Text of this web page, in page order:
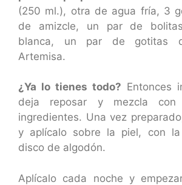
(250 ml.), otra de agua fría, 3
de amizcle, un par de
blanca, un par de gotitas
Artemisa.
¿Ya lo tienes todo? Entonces
deja reposar y mezcla
ingredientes. Una vez
y aplícalo sobre la piel, con
disco de algodón.
Aplícalo cada noche y